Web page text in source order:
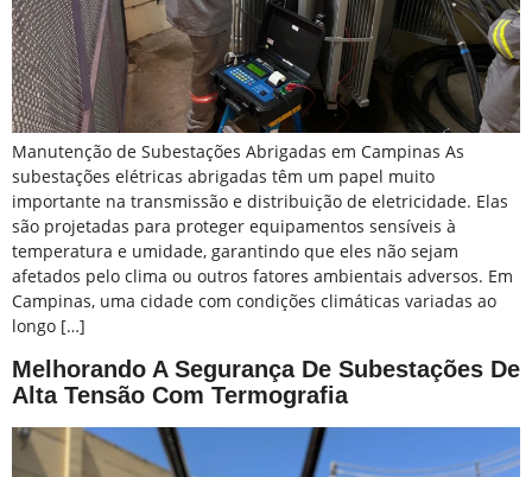
Manutenção de Subestações Abrigadas em Campinas As
subestações elétricas abrigadas têm um papel muito
importante na transmissão e distribuição de eletricidade. Elas
são projetadas para proteger equipamentos sensíveis à
temperatura e umidade, garantindo que eles não sejam
afetados pelo clima ou outros fatores ambientais adversos. Em
Campinas, uma cidade com condições climáticas variadas ao
longo […]
Melhorando A Segurança De Subestações De
Alta Tensão Com Termografia